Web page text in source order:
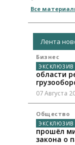
Все
Лента
Бизнес
области
07 Августа
Общество
прошёл
закона о